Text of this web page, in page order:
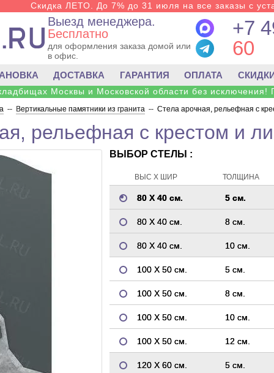
Скидка ЛЕТО. До 7% до 31 июля на все заказы с
Выезд менеджера.
Бесплатно
для оформления заказа домой или
в офис.
+7
60
ДОСТАВКА ГАРАНТИЯ ОПЛАТА
Москвы и Московской области без исключения!
-- Вертикальные памятники из гранита -- Стела арочная, рельефная с
рельефная с крестом и
ВЫБОР СТЕЛЫ :
ВЫС Х ШИР ТОЛЩИНА
80 Х 40 см. 5 см.
80 Х 40 см. 8 см.
80 Х 40 см. 10 см.
100 Х 50 см. 5 см.
100 Х 50 см. 8 см.
100 Х 50 см. 10 см.
100 Х 50 см. 12 см.
120 Х 60 см. 5 см.